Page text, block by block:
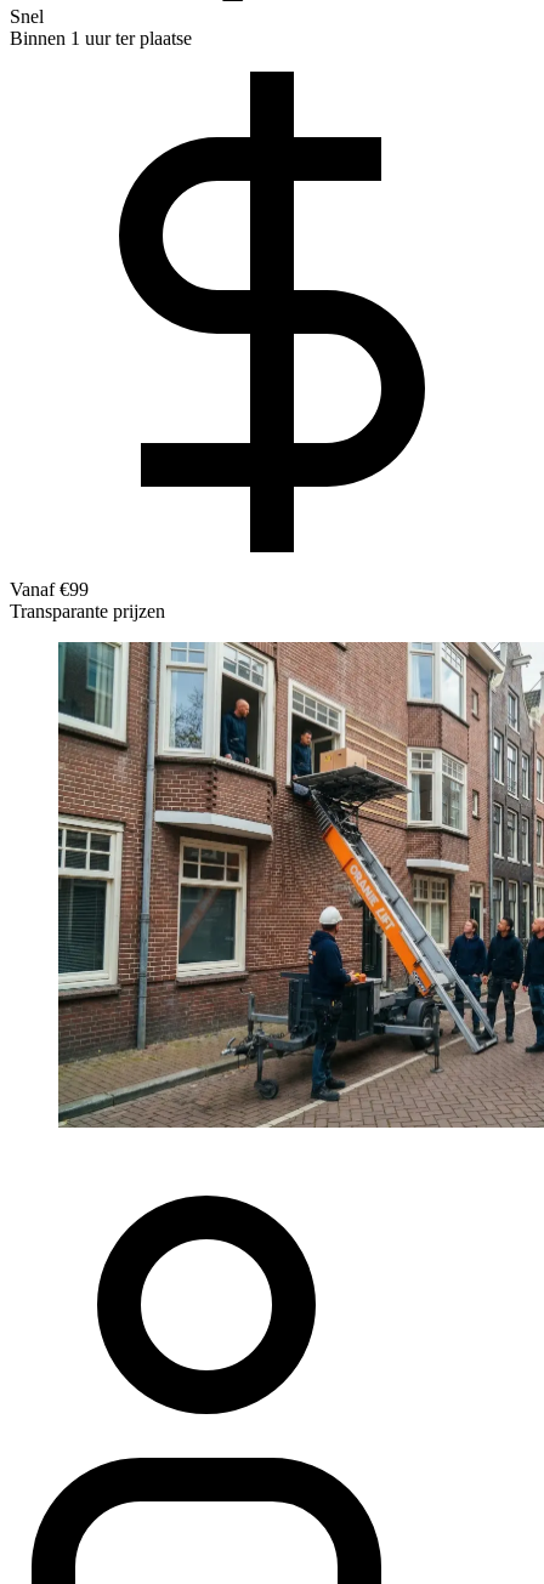
Snel
Binnen 1 uur ter plaatse
Vanaf €99
Transparante prijzen